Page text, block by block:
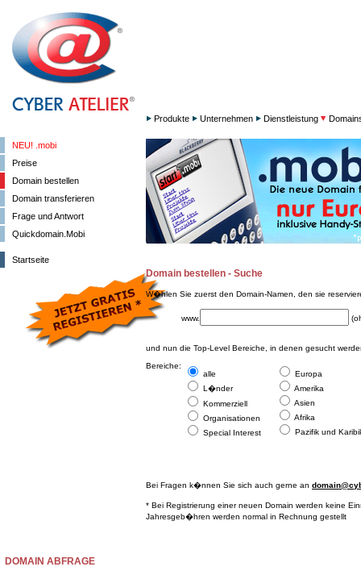
NEU! .mobi
Preise
Domain bestellen
Domain transferieren
Frage und Antwort
Quickdomain.Mobi
Startseite
DOMAIN ABFRAGE
Produkte Unternehmen Dienstleistung
Domain bestellen - Suche
W�hlen Sie zuerst den Domain-Namen, den sie
www.
und nun die Top-Level Bereiche, in denen gesucht
Bereiche:
alle
L�nder
Kommerziell
Organisationen
Special Interest
Europa
Amerika
Asien
Afrika
Pazifik und
Bei Fragen k�nnen Sie sich auch gerne an
* Bei Registrierung einer neuen Domain werden keine
Jahresgeb�hren werden normal in Rechnung gestellt